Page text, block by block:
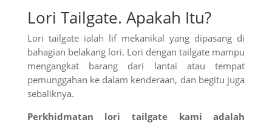
Lori Tailgate. Apakah Itu?
Lori tailgate ialah lif mekanikal yang dipasang di
bahagian belakang lori. Lori dengan tailgate mampu
mengangkat barang dari lantai atau tempat
pemunggahan ke dalam kenderaan, dan begitu juga
sebaliknya.
Perkhidmatan lori tailgate kami adalah